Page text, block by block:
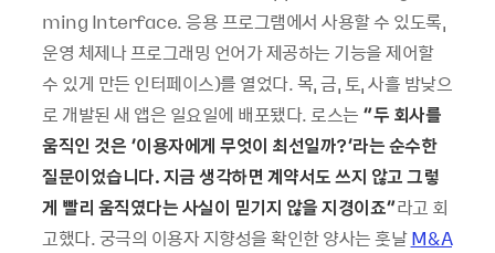
ming Interface. 응용 프로그램에서 사용할 수 있도록,
운영 체제나 프로그래밍 언어가 제공하는 기능을 제어할
수 있게 만든 인터페이스)를 열었다. 목, 금, 토, 사흘 밤낮으
로 개발된 새 앱은 일요일에 배포됐다. 로스는 “두 회사를
움직인 것은 ‘이용자에게 무엇이 최선일까?’라는 순수한
질문이었습니다. 지금 생각하면 계약서도 쓰지 않고 그렇
게 빨리 움직였다는 사실이 믿기지 않을 지경이죠”라고 회
고했다. 궁극의 이용자 지향성을 확인한 양사는 훗날M&A